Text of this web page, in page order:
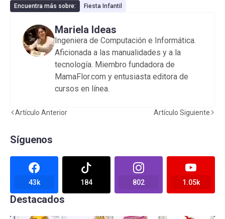
Encuentra más sobre: Fiesta Infantil
Mariela Ideas
Ingeniera de Computación e Informática.
Aficionada a las manualidades y a la
tecnología. Miembro fundadora de
MamaFlor.com y entusiasta editora de
cursos en línea.
Artículo Anterior Artículo Siguiente
Síguenos
43k 184 802 1.05k
Destacados